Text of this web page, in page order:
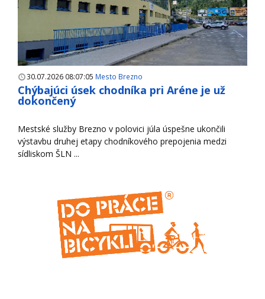
30.07.2026 08:07:05 Mesto Brezno
Chýbajúci úsek chodníka pri Aréne je už
dokončený
Mestské služby Brezno v polovici júla úspešne ukončili
výstavbu druhej etapy chodníkového prepojenia medzi
sídliskom ŠLN ...